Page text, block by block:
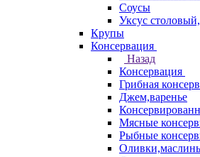
Соусы
Уксус
Крупы
Консервация
Назад
Консервация
Грибная
Джем,варенье
Мясные
Рыбные